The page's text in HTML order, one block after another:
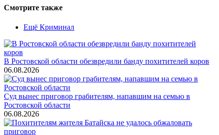
Смотрите также
Ещё Криминал
В Ростовской области обезвредили банду похитителей коров
06.08.2026
Суд вынес приговор грабителям, напавшим на семью в
Ростовской области
06.08.2026